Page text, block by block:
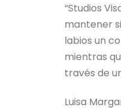
“Studios
mantener
labios un
mientras
través de
Luisa